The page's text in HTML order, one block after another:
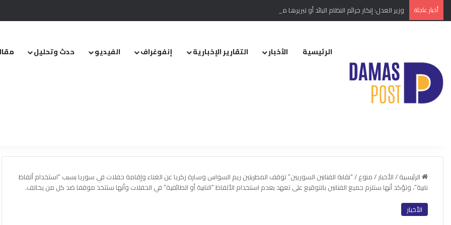
أخبار عاجلة وزير العدل: إنكار جرائم النظام البائد أو تبريرها مخالفة دستورية.. ومشروع قانون خاص إلى مجلس الشعب
الرئيسية الأخبار التقارير الإخبارية إنفوغراف الفيديو حدث وتحليل
الرئيسية/الأخبار/منوع/“نقابة الفنانين السوريين” توقف المطربتين ريم السواس وسارة زكريا عن الغناء وإقامة حفلات في سوريا بسبب “استخدام ألفاظ
نابية”، وتؤكد أنها ستلزم جميع الفنانين بالتوقيع على تعهد بعدم استخدام الألفاظ “النابية أو الطائفية” في الحفلات وأنها ستتخذ موقفا ضد كل من يخالف.
الأخبار